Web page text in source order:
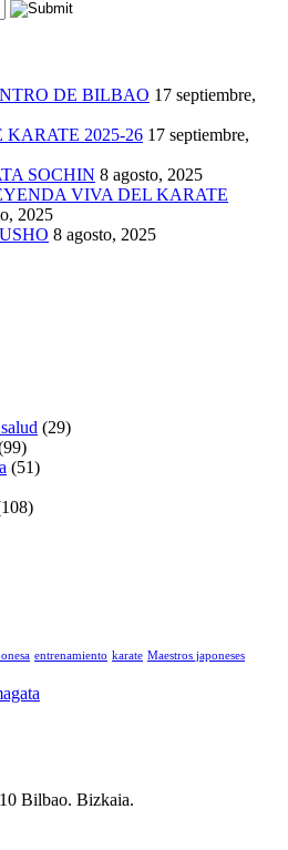
DE BILBAO 17 septiembre,
KARATE 2025-26 17 septiembre,
SOCHIN 8 agosto, 2025
VIVA DEL KARATE
2025
8 agosto, 2025
(29)
(51)
entrenamiento karate Maestros japoneses
Bilbao. Bizkaia.